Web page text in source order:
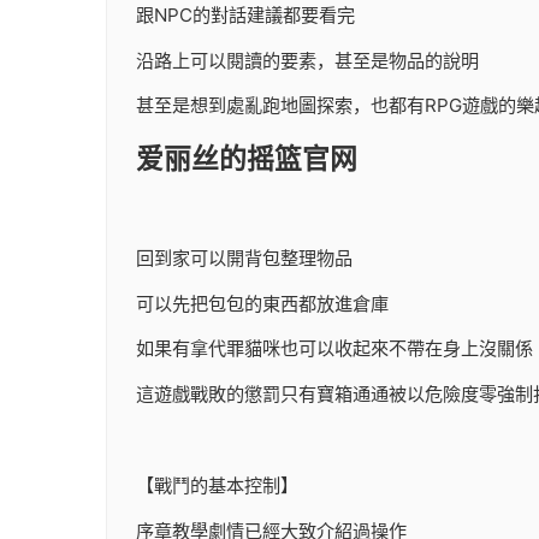
跟NPC的對話建議都要看完
沿路上可以閱讀的要素，甚至是物品的說明
甚至是想到處亂跑地圖探索，也都有RPG遊戲的樂
爱丽丝的摇篮官网
回到家可以開背包整理物品
可以先把包包的東西都放進倉庫
如果有拿代罪貓咪也可以收起來不帶在身上沒關係
這遊戲戰敗的懲罰只有寶箱通通被以危險度零強制
【戰鬥的基本控制】
序章教學劇情已經大致介紹過操作